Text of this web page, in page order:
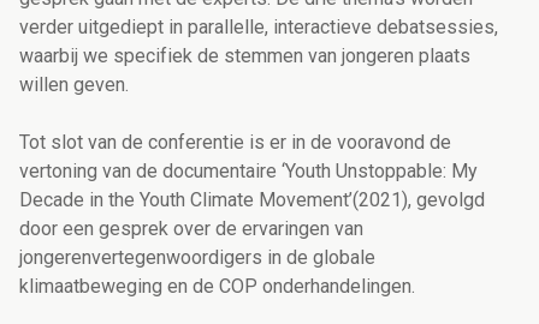
verder uitgediept in parallelle, interactieve debatsessies,
waarbij we specifiek de stemmen van jongeren plaats
willen geven.
Tot slot van de conferentie is er in de vooravond de
vertoning van de documentaire ‘Youth Unstoppable: My
Decade in the Youth Climate Movement’(2021), gevolgd
door een gesprek over de ervaringen van
jongerenvertegenwoordigers in de globale
klimaatbeweging en de COP onderhandelingen.